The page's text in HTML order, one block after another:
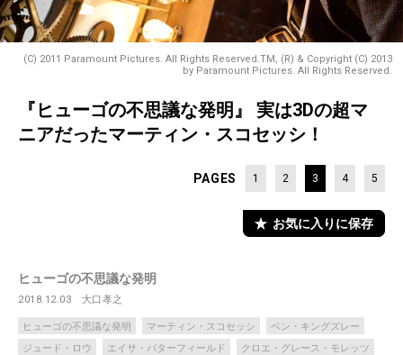
(C) 2011 Paramount Pictures. All Rights Reserved.TM, (R) & Copyright (C) 2013
by Paramount Pictures. All Rights Reserved.
『ヒューゴの不思議な発明』 実は3Dの超マ
ニアだったマーティン・スコセッシ！
PAGES 1 2 3 4 5
お気に入りに保存
ヒューゴの不思議な発明
2018.12.03 大口孝之
ヒューゴの不思議な発明 マーティン・スコセッシ
ベン・キングズレー
ジュード・ロウ
エイサ・バターフィールド
クロエ・グレース・モレッツ